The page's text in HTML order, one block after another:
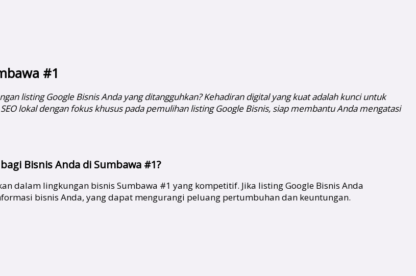
#1
listing Google Bisnis Anda yang ditangguhkan? Kehadiran digital yang kuat adalah kunci untuk
lokal dengan fokus khusus pada pemulihan listing Google Bisnis, siap membantu Anda mengatasi
Bisnis Anda di Sumbawa #1?
dalam lingkungan bisnis Sumbawa #1 yang kompetitif. Jika listing Google Bisnis Anda
bisnis Anda, yang dapat mengurangi peluang pertumbuhan dan keuntungan.